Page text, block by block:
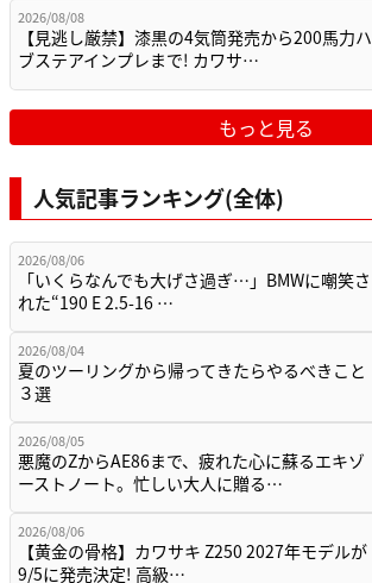
2026/08/08
【見逃し厳禁】漆黒の4気筒発売から200馬力ハ
ブステアインプレまで! カワサ…
もっと見る
人気記事ランキング(全体)
2026/08/06
「いくらなんでも大げさ過ぎ…」BMWに嘲笑さ
れた“190 E 2.5-16 …
2026/08/04
夏のツーリングから帰ってきたらやるべきこと
３選
2026/08/05
悪魔のZからAE86まで、疲れた心に蘇るエキゾ
ーストノート。忙しい大人に贈る…
2026/08/06
【黄金の骨格】カワサキ Z250 2027年モデルが
9/5に発売決定! 高級…